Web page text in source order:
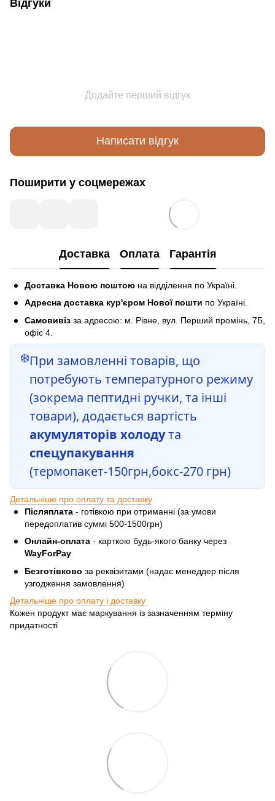
Відгуки
Додайте перший відгук
Написати відгук
Поширити у соцмережах
Доставка Оплата Гарантія
Доставка Новою поштою на відділення по Україні.
Адресна доставка кур'єром Нової пошти по Україні.
Самовивіз за адресою: м. Рівне, вул. Перший промінь, 7Б,
офіс 4.
❄️При замовленні товарів, що
потребують температурного режиму
(зокрема пептидні ручки, та інші
товари), додається вартість
акумуляторів холодута
спецупакування
(термопакет-150грн,бокс-270 грн)
Детальніше про оплату та доставку
Післяплата - готівкою при отриманні (за умови
передоплатив суммі 500-1500грн)
Онлайн-оплата - карткою будь-якого банку через
WayForPay
Безготівково за реквізитами (надає менеддер після
узгодження замовлення)
Детальніше про оплату і доставку
Кожен продукт має маркування із зазначенням терміну
придатності